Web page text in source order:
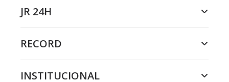
JR 24H
RECORD
INSTITUCIONAL